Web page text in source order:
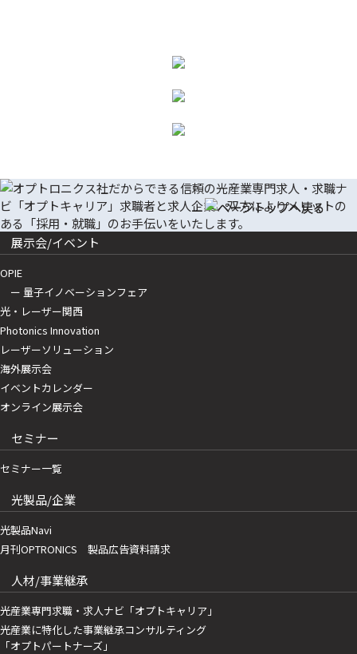
展示会/イベント
OPIE
ー 量子イノベーションフェア
光・レーザー関西
Photonics Innovation
レーザーソリューション
海外展示会
イベントカレンダー
オンライン展示会
セミナー
セミナー一覧
光製品/企業
光製品Navi
月刊OPTRONICS 製品広告資料請求
人材/事業継承
光産業専門求職・求人ナビ「オプトキャリア」
光産業に特化した事業継承コンサルティング
「オプトパートナーズ」